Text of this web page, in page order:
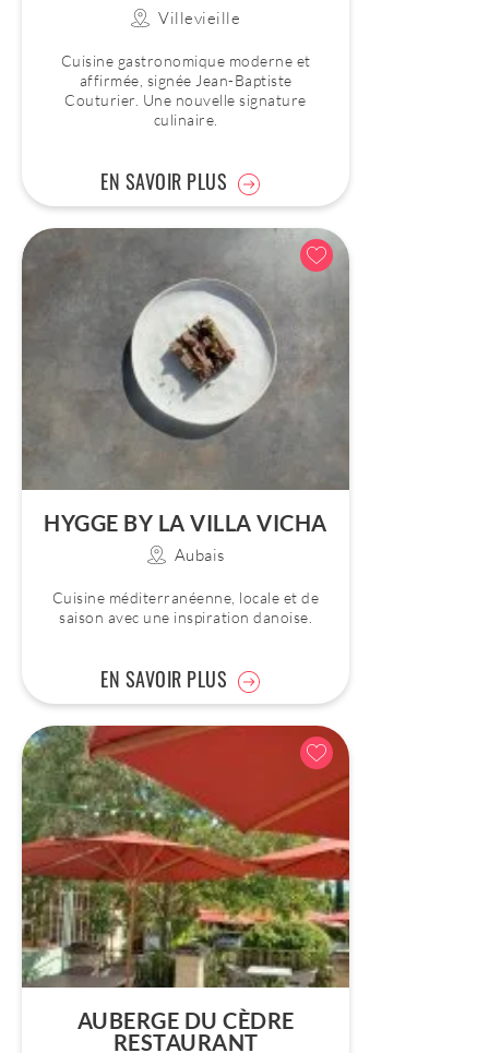
Villevieille
Cuisine gastronomique moderne et
affirmée, signée Jean-Baptiste
Couturier. Une nouvelle signature
culinaire.
EN SAVOIR PLUS
HYGGE BY LA VILLA VICHA
Aubais
Cuisine méditerranéenne, locale et de
saison avec une inspiration danoise.
EN SAVOIR PLUS
AUBERGE DU CÈDRE
RESTAURANT